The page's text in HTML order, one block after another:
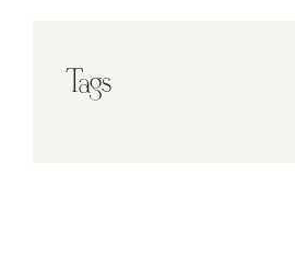
Tags